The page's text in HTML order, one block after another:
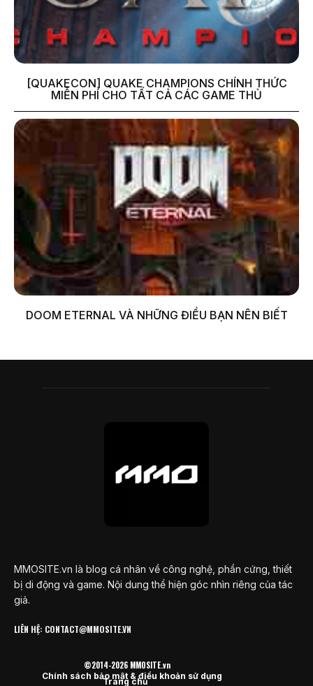
[QUAKECON] QUAKE CHAMPIONS CHÍNH THỨC
MIỄN PHÍ CHO TẤT CẢ CÁC GAME THỦ
DOOM ETERNAL VÀ NHỮNG ĐIỀU BẠN NÊN BIẾT
MMOSITE.vn là blog cá nhân về công nghệ, phần cứng, thiết
bị di động và game. Nội dung thể hiện góc nhìn riêng của tác
giả.
LIÊN HỆ: CONTACT@MMOSITE.VN
Trang chủ
Chính sách bảo mật & điều khoản sử dụng
©2014-2026 MMOSITE.vn